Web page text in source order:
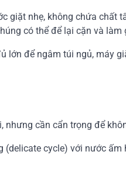
giặt nhẹ, không chứa chất
có thể để lại cặn và
lớn để ngâm túi ngủ, máy
cần cẩn trọng để
(delicate cycle) với nước